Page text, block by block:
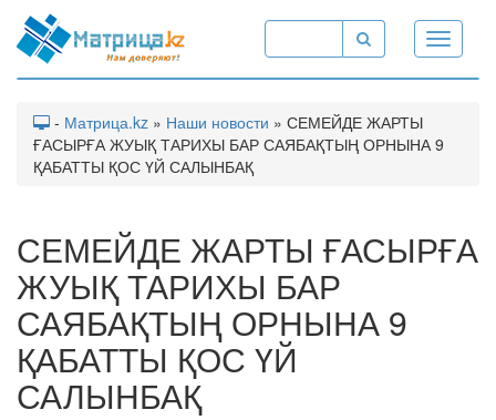
Toggle
- Матрица.kz » Наши новости » СЕМЕЙДЕ ЖАРТЫ
ҒАСЫРҒА ЖУЫҚ ТАРИХЫ БАР САЯБАҚТЫҢ ОРНЫНА 9
ҚАБАТТЫ ҚОС ҮЙ САЛЫНБАҚ
СЕМЕЙДЕ ЖАРТЫ ҒАСЫРҒА
ЖУЫҚ ТАРИХЫ БАР
САЯБАҚТЫҢ ОРНЫНА 9
ҚАБАТТЫ ҚОС ҮЙ
САЛЫНБАҚ